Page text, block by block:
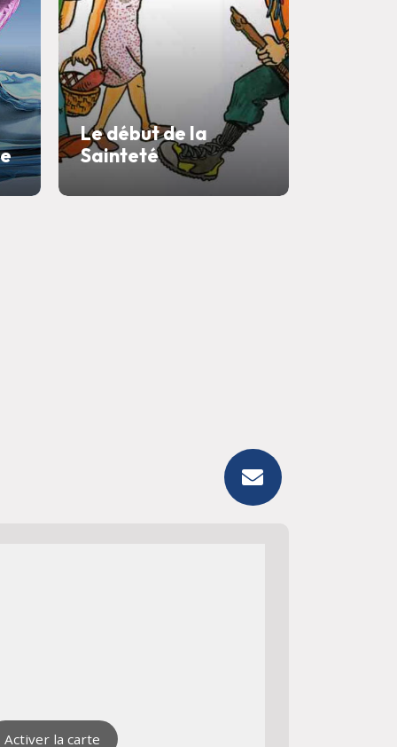
Le début de la
Sainteté
Activer la carte